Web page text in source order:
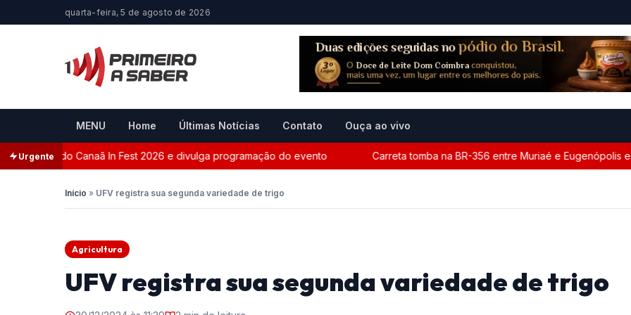
quarta-feira, 5 de agosto de 2026
MENU Home Últimas Notícias Contato Ouça ao vivo
Urgente
oficial do Canaã In Fest 2026 e divulga programação do evento Carreta tomba na BR-356 entre Muriaé e Eugenópolis e
Início » UFV registra sua segunda variedade de trigo
Agricultura
UFV registra sua segunda variedade de trigo